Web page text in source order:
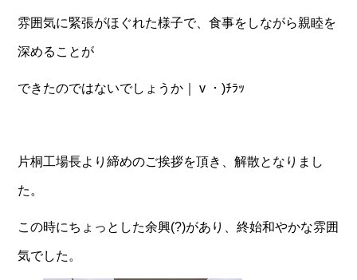
雰囲気に緊張がほぐれた様子で、食事をしながら親睦を
深めることが
できたのではないでしょうか｜ v ・)ﾁﾗｯ
片桐工場長より締めのご挨拶を頂き、解散となりまし
た。
この時にちょっとした余興(?)があり、終始和やかな雰囲
気でした。